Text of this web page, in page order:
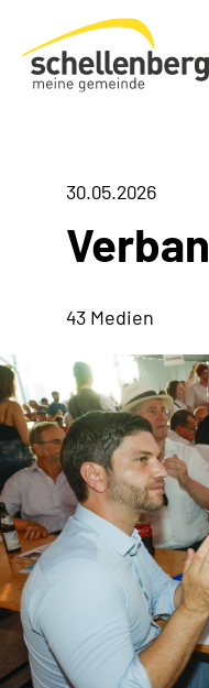
Gemeinde Schellenberg Startseite
30.05.2026
43 Medien